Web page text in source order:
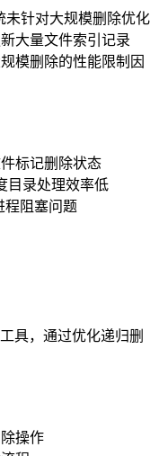
未针对大规模删除优化
大量文件索引记录
模删除的性能限制因
标记删除状态
目录处理效率低
程阻塞问题
具，通过优化递归删
操作